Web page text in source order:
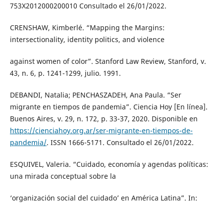
753X2012000200010 Consultado el 26/01/2022.
CRENSHAW, Kimberlé. “Mapping the Margins:
intersectionality, identity politics, and violence
against women of color”. Stanford Law Review, Stanford, v.
43, n. 6, p. 1241-1299, julio. 1991.
DEBANDI, Natalia; PENCHASZADEH, Ana Paula. “Ser
migrante en tiempos de pandemia”. Ciencia Hoy [En línea].
Buenos Aires, v. 29, n. 172, p. 33-37, 2020. Disponible en
https://cienciahoy.org.ar/ser-migrante-en-tiempos-de-
pandemia/. ISSN 1666-5171. Consultado el 26/01/2022.
ESQUIVEL, Valeria. “Cuidado, economía y agendas políticas:
una mirada conceptual sobre la
‘organización social del cuidado’ en América Latina”. In: